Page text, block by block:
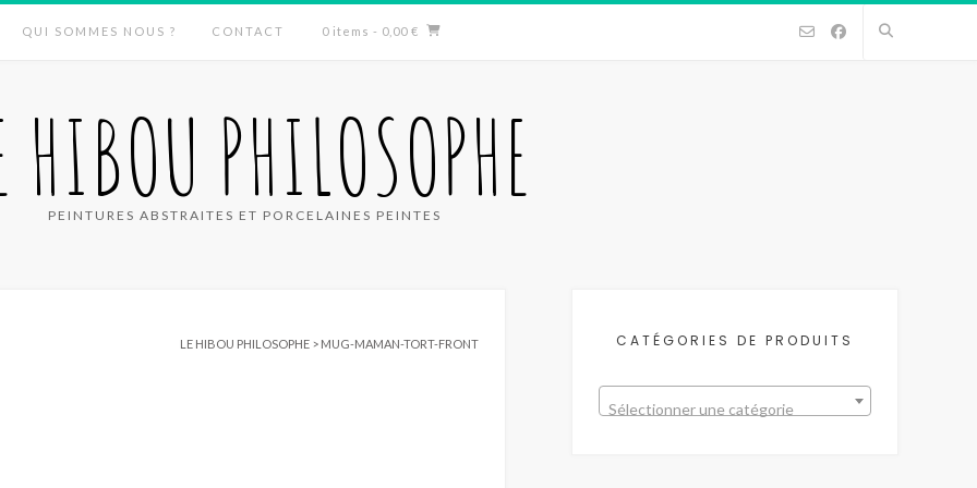
QUI SOMMES NOUS ? CONTACT 0 items - 0,00 €
HIBOU PHILOSOPHE
PEINTURES ABSTRAITES ET PORCELAINES PEINTES
LE HIBOU PHILOSOPHE > MUG-MAMAN-TORT-FRONT CATÉGORIES DE PRODUITS
Sélectionner une catégorie